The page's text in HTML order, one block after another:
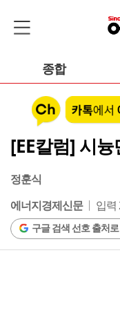
종합
[EE칼럼] 시
정훈식
에너지경제신문
입력
구글 검색 선호 출처